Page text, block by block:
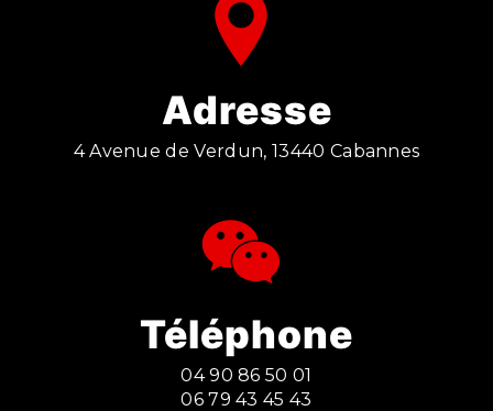
Adresse
4 Avenue de Verdun, 13440 Cabannes
Téléphone
04 90 86 50 01
06 79 43 45 43